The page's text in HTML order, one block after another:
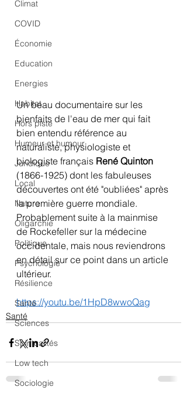
Climat
COVID
Économie
Education
Energies
Habitat
Hors piste
Humeur et humour
Juridique
Local
Nature
Oligarchie
Politique
Psychologie
Résilience
Santé
Sciences
Spiritualités
Low tech
Sociologie
Un beau documentaire sur les
bienfaits de l'eau de mer qui fait
bien entendu référence au
naturaliste, physiologiste et
biologiste français René Quinton
(1866-1925) dont les fabuleuses
découvertes ont été "oubliées" après
la première guerre mondiale.
Probablement suite à la mainmise
de Rockefeller sur la médecine
occidentale, mais nous reviendrons
en détail sur ce point dans un article
ultérieur.
https://youtu.be/1HpD8wwoQag
Santé